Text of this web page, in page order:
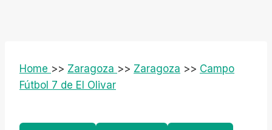
Home >> Zaragoza >> Zaragoza >> Campo
Fútbol 7 de El Olivar